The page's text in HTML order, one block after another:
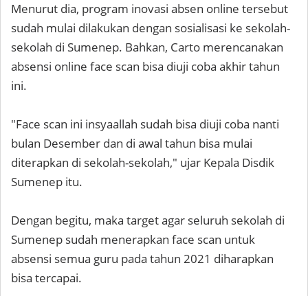
Menurut dia, program inovasi absen online tersebut
sudah mulai dilakukan dengan sosialisasi ke sekolah-
sekolah di Sumenep. Bahkan, Carto merencanakan
absensi online face scan bisa diuji coba akhir tahun
ini.
"Face scan ini insyaallah sudah bisa diuji coba nanti
bulan Desember dan di awal tahun bisa mulai
diterapkan di sekolah-sekolah," ujar Kepala Disdik
Sumenep itu.
Dengan begitu, maka target agar seluruh sekolah di
Sumenep sudah menerapkan face scan untuk
absensi semua guru pada tahun 2021 diharapkan
bisa tercapai.